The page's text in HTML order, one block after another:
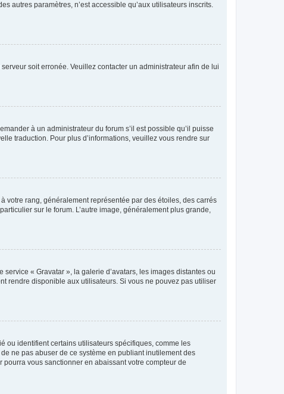
autres paramètres, n’est accessible qu’aux utilisateurs inscrits.
soit erronée. Veuillez contacter un administrateur afin de lui
à un administrateur du forum s’il est possible qu’il puisse
traduction. Pour plus d’informations, veuillez vous rendre sur
votre rang, généralement représentée par des étoiles, des carrés
sur le forum. L’autre image, généralement plus grande,
« Gravatar », la galerie d’avatars, les images distantes ou
rendre disponible aux utilisateurs. Si vous ne pouvez pas utiliser
ou identifient certains utilisateurs spécifiques, comme les
ne pas abuser de ce système en publiant inutilement des
vous sanctionner en abaissant votre compteur de